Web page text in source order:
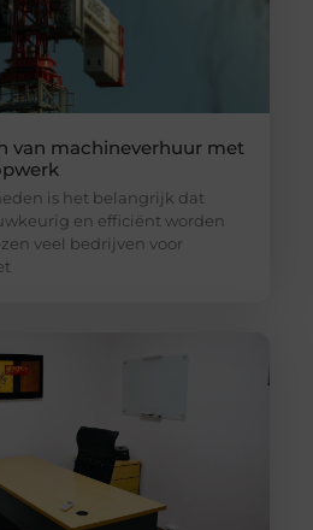
van machineverhuur met
is het belangrijk dat
en efficiënt worden
veel bedrijven voor